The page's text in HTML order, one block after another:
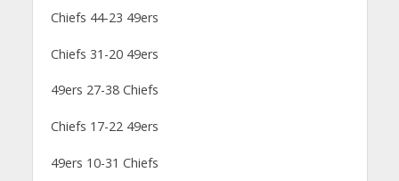
Chiefs 44-23 49ers
Chiefs 31-20 49ers
49ers 27-38 Chiefs
Chiefs 17-22 49ers
49ers 10-31 Chiefs